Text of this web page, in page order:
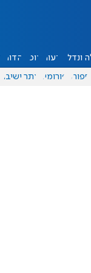
ונדל"ן דעות אוכל יהדות
ספורט פורומים אתר ישיבה